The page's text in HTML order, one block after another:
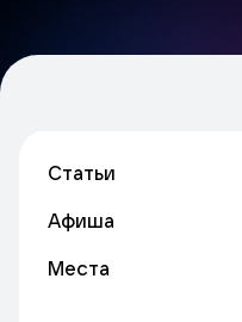
Статьи
Афиша
Места